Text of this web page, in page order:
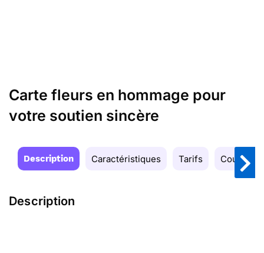
Carte fleurs en hommage pour
votre soutien sincère
Description Caractéristiques Tarifs Couleurs
Description